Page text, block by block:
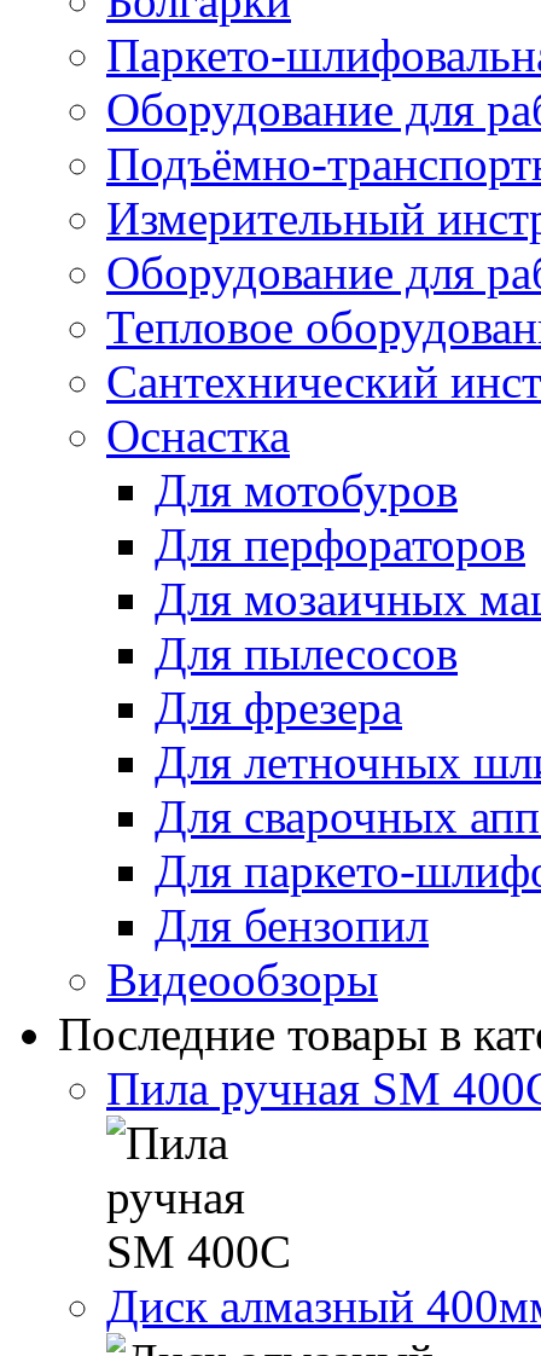
Паркето-
Оборудование для
Подъёмно-
Измерительный
Оборудование для
Тепловое
Сантехнический
Оснастка
Для мотобуров
Для перфораторов
Для мозаичных
Для пылесосов
Для фрезера
Для летночных
Для сварочных
Для паркето-
Для бензопил
Видеообзоры
Последние товары в
Пила ручная SM
Диск алмазный